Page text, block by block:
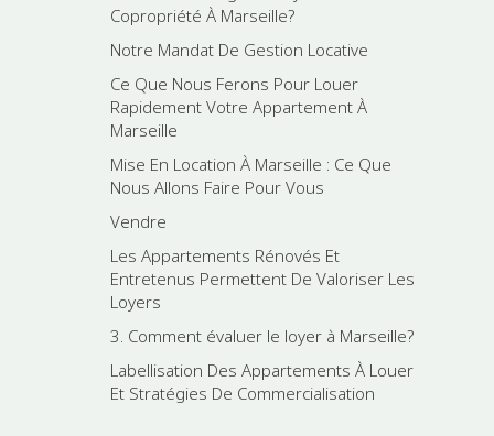
Copropriété À Marseille?
Notre Mandat De Gestion Locative
Ce Que Nous Ferons Pour Louer
Rapidement Votre Appartement À
Marseille
Mise En Location À Marseille : Ce Que
Nous Allons Faire Pour Vous
Vendre
Les Appartements Rénovés Et
Entretenus Permettent De Valoriser Les
Loyers
3. Comment évaluer le loyer à Marseille?
Labellisation Des Appartements À Louer
Et Stratégies De Commercialisation